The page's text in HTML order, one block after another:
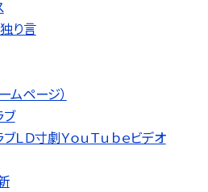
り言
ムページ）
Ｄ寸劇ＹｏｕＴｕｂｅビデオ